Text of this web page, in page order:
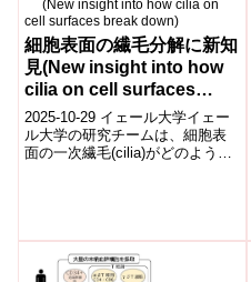
細胞表面の繊毛分解に新知
見(New insight into how
cilia on cell surfaces
break down)
2025-10-29 イェール大学イェー
ル大学の研究チームは、細胞表
面の一次繊毛(cilia)がどのように